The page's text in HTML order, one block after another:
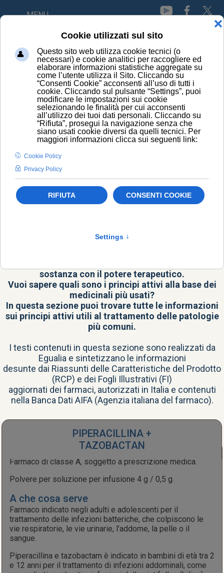
MENU
HOME
PIPERACILLINA + TAZOBACTAN
CONOSCI I PRINCIPI
ATTIVI
sostanza con il potere terapeutico.
Vuoi sapere quali sono i principi attivi alla base dei
medicinali più usati?
In questa sezione puoi trovare tutte le informazioni
sui principi attivi utili al trattamento delle patologie
più comuni.
I testi contenuti in questa sezione sono realizzati da
Egualia e sintetizzano le informazioni
desunte dai Riassunti delle Caratteristiche del Prodotto
(RCP) e dei Fogli Illustrativi (FI)
aggiornati dei farmaci, autorizzati in Italia e contenuti
nella Banca Dati AIFA(Agenzia italiana del farmaco).
PIPERACILLINA +
TAZOBACTAN
Farmaco di classe A, soggetto a prescrizione medica.
Polvere per soluzione per infusione 4 g / 0,5 g.
A che cosa serve
Farmaco indicato negli adulti e adolescenti per il
trattamento delle infezioni batteriche, che colpiscono le
vie respiratorie, le vie urinarie, l’addome, la pelle o il
sangue.
Piperacillina e tazobactam è indicato in bambini di età tra 2
e 12 anni per il trattamento di infezioni addominali, come